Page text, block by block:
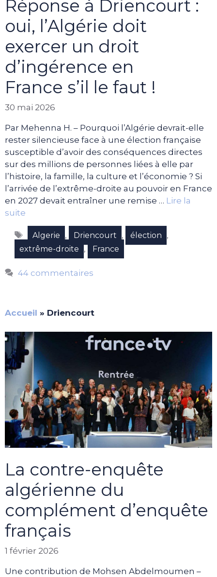
Réponse à Driencourt :
oui, l’Algérie doit
exercer un droit
d’ingérence en
France s’il le faut !
30 mai 2026
Par Mehenna H. – Pourquoi l’Algérie devrait-elle
rester silencieuse face à une élection française
susceptible d’avoir des conséquences directes
sur des millions de personnes liées à elle par
l’histoire, la famille, la culture et l’économie ? Si
l’arrivée de l’extrême-droite au pouvoir en France
en 2027 devait entraîner une remise … Lire la
suite
Étiquettes
Algerie , Driencourt , élection ,
extrême-droite , France
44 commentaires
Accueil » Driencourt
La contre-enquête
algérienne du
complément d’enquête
français
1 février 2026
Une contribution de Mohsen Abdelmoumen –